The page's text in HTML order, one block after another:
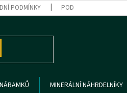
PODMÍNKY PODMÍNKY OCHRANY
MINERÁLNÍ NÁHRDELNÍKY